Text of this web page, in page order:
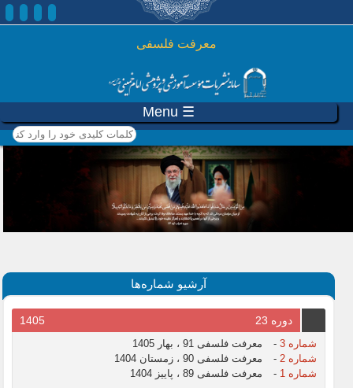
رفتن به محتوای اصلی
معرفت فلسفی
☰ Menu
کلمات کلیدی خود را وارد
کنید
آرشیو شماره‌ها
دوره 23 1405
شماره 3 -
معرفت فلسفی 91 ، بهار 1405
شماره 2
-
معرفت فلسفی 90 ، زمستان 1404
شماره 1
- معرفت فلسفی 89 ، پاییز 1404